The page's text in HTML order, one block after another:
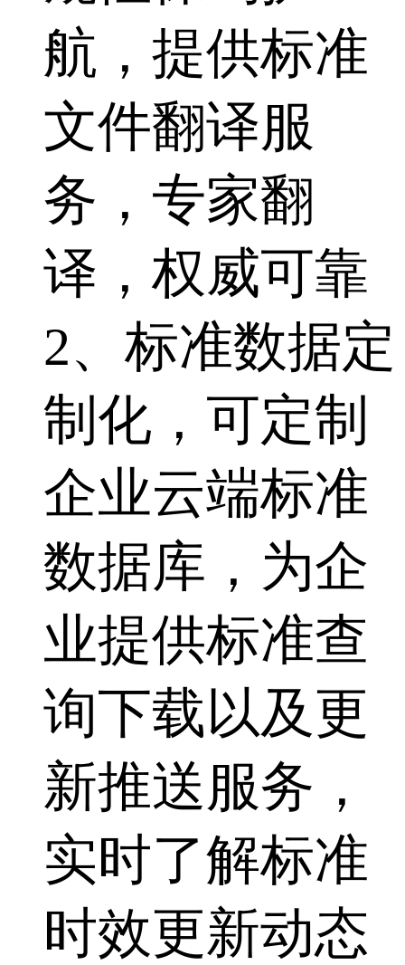
航，提供标准
文件翻译服
务，专家翻
译，权威可靠
2、标准数据定
制化，可定制
企业云端标准
数据库，为企
业提供标准查
询下载以及更
新推送服务，
实时了解标准
时效更新动态